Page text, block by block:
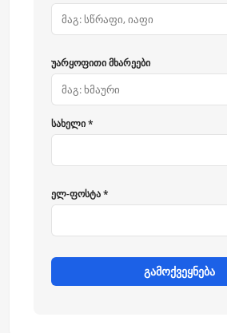
უარყოფითი მხარეები
სახელი *
ელ-ფოსტა *
გამოქვეყნება